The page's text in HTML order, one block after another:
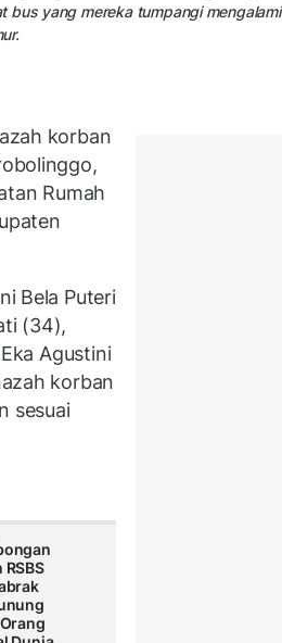
bus yang mereka tumpangi mengalami
korban
Rumah
Bela Puteri
(34),
Agustini
korban
sesuai